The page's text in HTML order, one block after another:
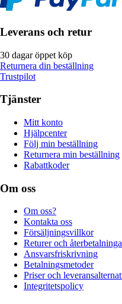
Leverans och retur
30 dagar öppet köp
Returnera din beställning
Trustpilot
Tjänster
Mitt konto
Hjälpcenter
Följ min beställning
Returnera min beställning
Rabattkoder
Om oss
Om oss?
Kontakta oss
Försäljningsvillkor
Returer och
Ansvarsfriskrivning
Betalningsmetoder
Priser och
Integritetspolicy